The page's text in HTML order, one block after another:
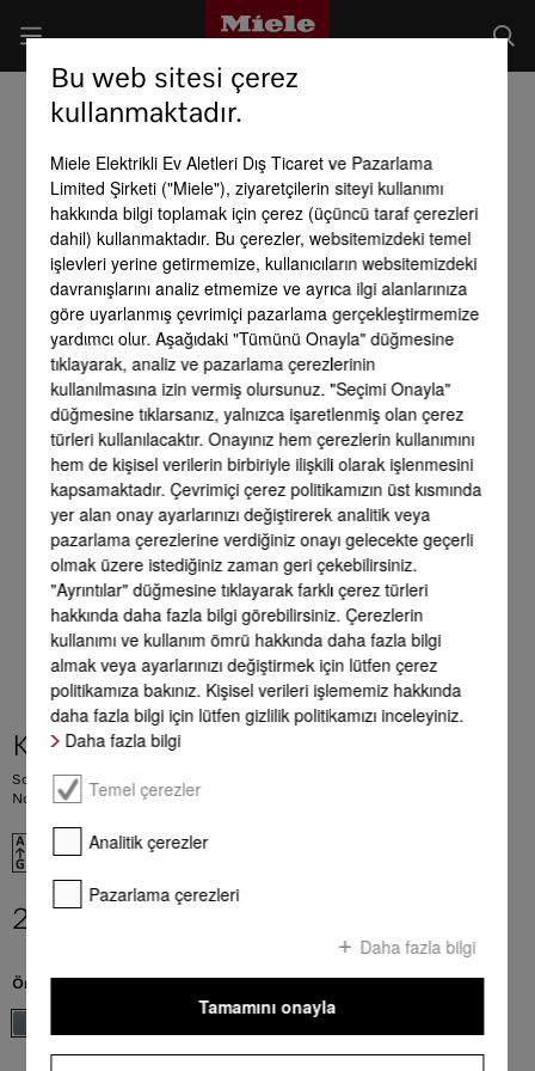
KFN 4799 CDE
Solo soğutucu-dondurucu kombinasyonu Taze buz küpleri için DailyFresh,
NoFrost ve MyIce donanımlı.
EU verileri
212.990,00 TL
Ön yüzey rengi:
Bu web sitesi çerez
kullanmaktadır.
Miele Elektrikli Ev Aletleri Dış Ticaret ve Pazarlama
Limited Şirketi ("Miele"), ziyaretçilerin siteyi kullanımı
hakkında bilgi toplamak için çerez (üçüncü taraf çerezleri
dahil) kullanmaktadır. Bu çerezler, websitemizdeki temel
işlevleri yerine getirmemize, kullanıcıların websitemizdeki
davranışlarını analiz etmemize ve ayrıca ilgi alanlarınıza
göre uyarlanmış çevrimiçi pazarlama gerçekleştirmemize
yardımcı olur. Aşağıdaki "Tümünü Onayla" düğmesine
tıklayarak, analiz ve pazarlama çerezlerinin
kullanılmasına izin vermiş olursunuz. "Seçimi Onayla"
düğmesine tıklarsanız, yalnızca işaretlenmiş olan çerez
türleri kullanılacaktır. Onayınız hem çerezlerin kullanımını
hem de kişisel verilerin birbiriyle ilişkili olarak işlenmesini
kapsamaktadır. Çevrimiçi çerez politikamızın üst kısmında
yer alan onay ayarlarınızı değiştirerek analitik veya
pazarlama çerezlerine verdiğiniz onayı gelecekte geçerli
olmak üzere istediğiniz zaman geri çekebilirsiniz.
"Ayrıntılar" düğmesine tıklayarak farklı çerez türleri
hakkında daha fazla bilgi görebilirsiniz. Çerezlerin
kullanımı ve kullanım ömrü hakkında daha fazla bilgi
almak veya ayarlarınızı değiştirmek için lütfen çerez
politikamıza bakınız. Kişisel verileri işlememiz hakkında
daha fazla bilgi için lütfen gizlilik politikamızı inceleyiniz.
Daha fazla bilgi
Temel çerezler
Analitik çerezler
Pazarlama çerezleri
Daha fazla bilgi
Tamamını onayla